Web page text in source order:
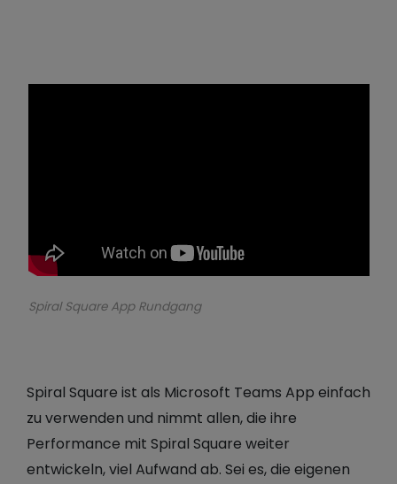
Spiral Square App Rundgang
Spiral Square ist als Microsoft Teams App einfach
zu verwenden und nimmt allen, die ihre
Performance mit Spiral Square weiter
entwickeln, viel Aufwand ab. Sei es, die eigenen